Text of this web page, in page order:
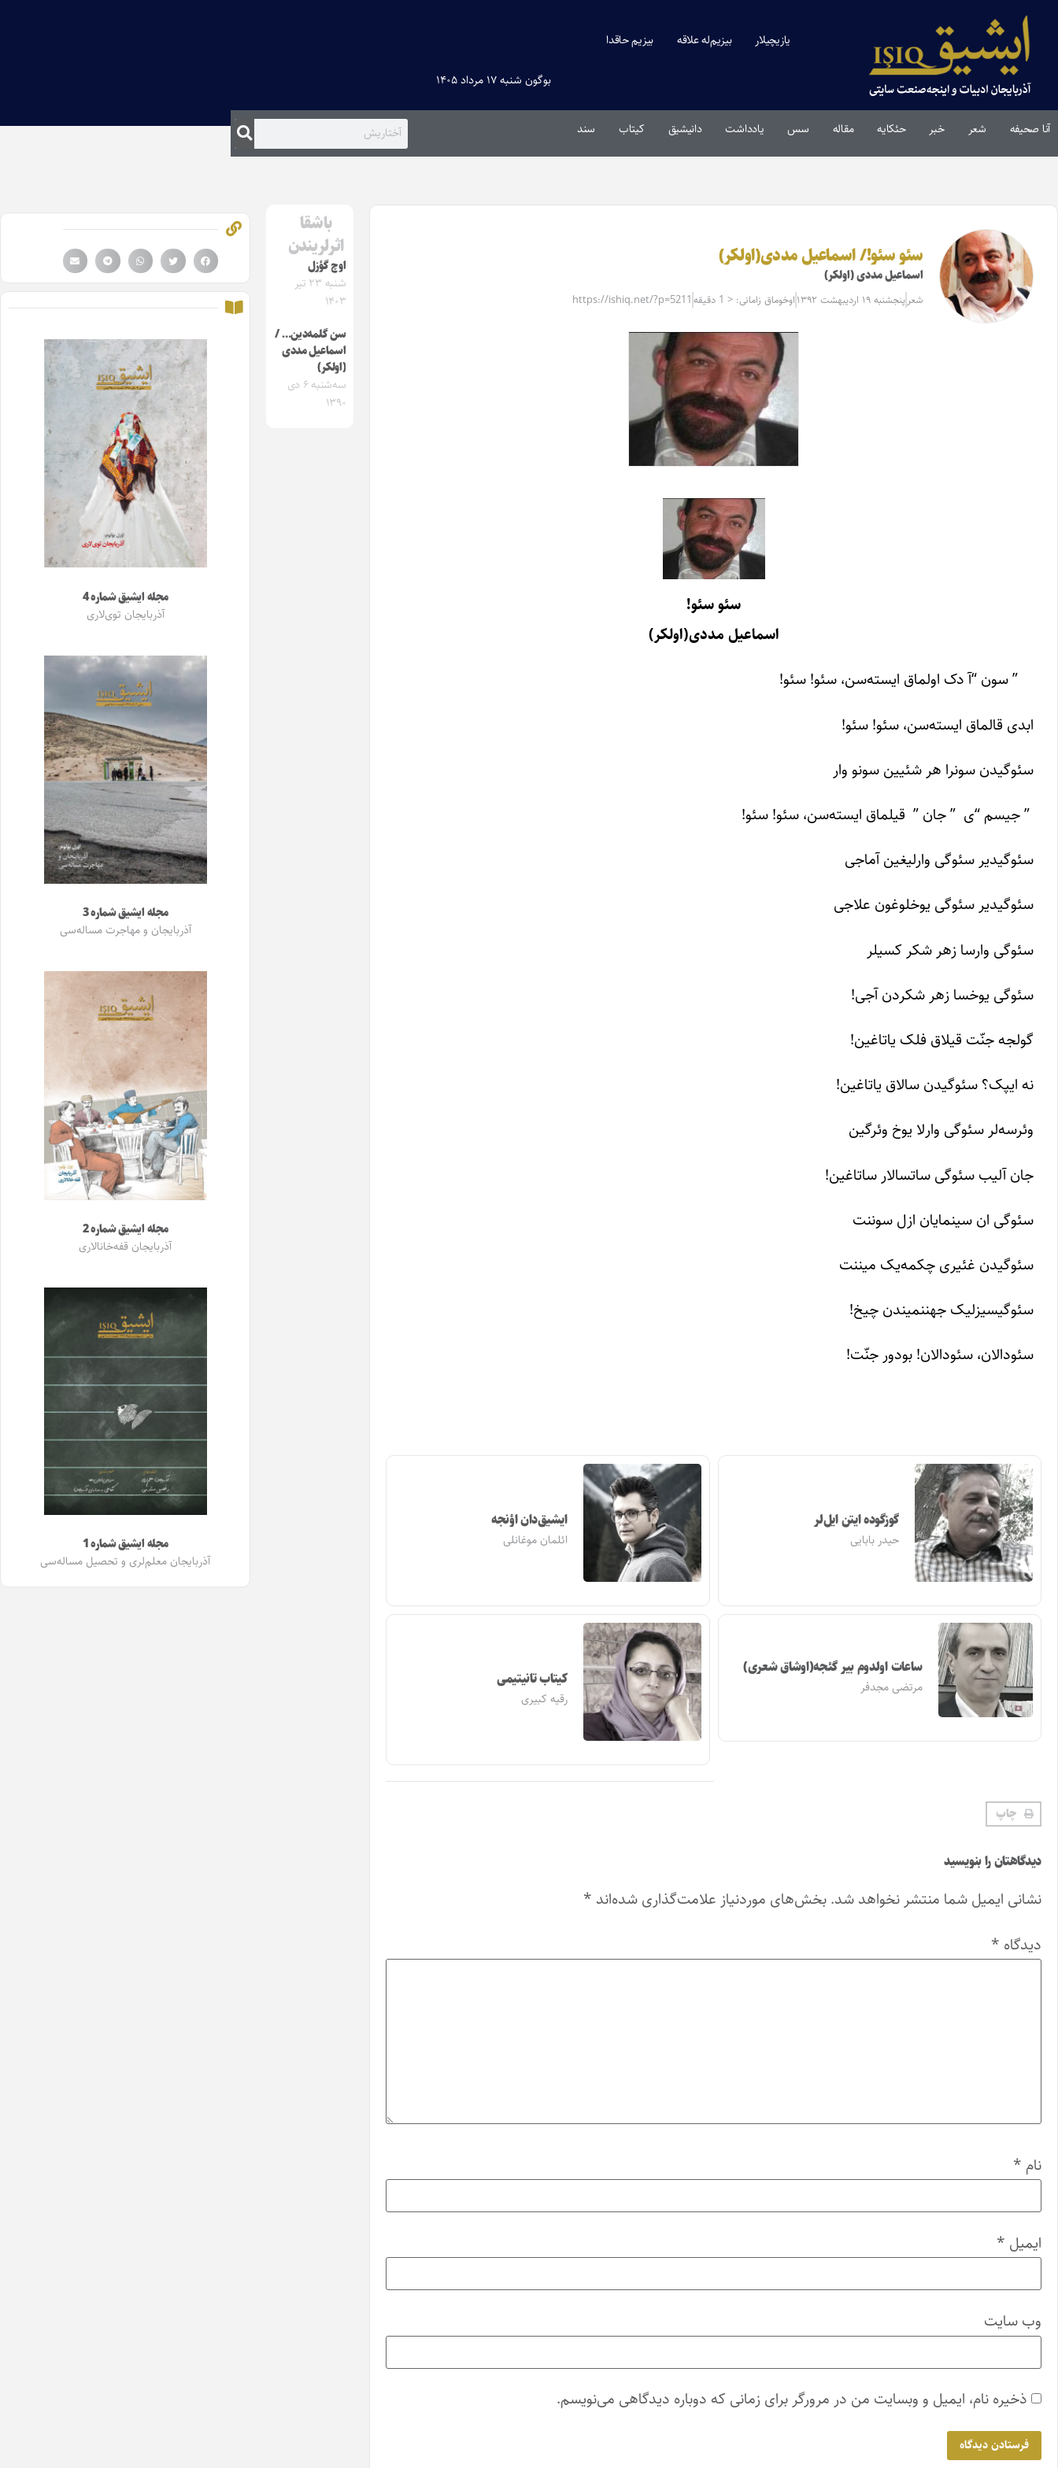
یازیچیلار بیزیم‌له علاقه بیزیم حاقدا
بوگون شنبه ۱۷ مرداد ۱۴۰۵
آنا صحیفه شعر خبر حئکایه مقاله‌ سس یادداشت دانیشیق کیتاب سند
سئو سئو!/ اسماعیل مددی(اولکر)
اسماعیل مددی (اولکر)
شعر پنجشنبه ۱۹ اردیبهشت ۱۳۹۲ اوخوماق زامانی: < 1 دقیقه https://ishiq.net/?p=5211
سئو سئو!
اسماعیل مددی(اولکر)
” سون “آ دک اولماق ایسته‌سن، سئو! سئو!
ابدی قالماق ایسته‌سن، سئو! سئو!
سئوگیدن سونرا هر شئیین سونو وار
” جیسم “ی ” جان ” قیلماق ایسته‌سن، سئو! سئو!
سئوگیدیر سئوگی وارلیغین آماجی
سئوگیدیر سئوگی یوخلوغون علاجی
سئوگی وارسا زهر شکر کسیلر
سئوگی یوخسا زهر شکردن آجی!
گولجه جنّت قیلاق فلک یاتاغین!
نه ایپک؟ سئوگیدن سالاق یاتاغین!
وئرسه‌لر سئوگی وارلا یوخ وئرگین
جان آلیب سئوگی ساتسالار ساتاغین!
سئوگی ان سینمایان ازل سوننت
سئوگیدن غئیری چکمه‌یک میننت
سئوگیسیزلیک جهننمیندن چیخ!
سئودالان، سئودالان! بودور جنّت!
گوزگوده ایتن ایل‌لر
حیدر بابایی
ایشیق‌دان اؤنجه
ائلمان موغانلی
ساعات اولدوم بیر گئجه(اوشاق شعری)
مرتضی مجدفر کیتاب تانیتیمی
رقیه کبیری
چاپ
دیدگاهتان را بنویسید
نشانی ایمیل شما منتشر نخواهد شد. بخش‌های موردنیاز علامت‌گذاری شده‌اند *
دیدگاه *
نام *
ایمیل *
وب‌ سایت
ذخیره نام، ایمیل و وبسایت من در مرورگر برای زمانی که دوباره دیدگاهی می‌نویسم.
باشقا
اثرلریندن
اوچ گؤزل
شنبه ۲۳ تیر
۱۴۰۳
سن گلمه‌دین… /
اسماعیل مددی
(اولکر)
سه‌شنبه ۶ دی
۱۳۹۰
مجله ایشیق شماره 4
آذربایجان توی‌لاری
مجله ایشیق شماره 3
آذربایجان و مهاجرت مساله‌سی
مجله ایشیق شماره 2
آذربایجان قفه‌خانالاری
مجله ایشیق شماره 1
آذربایجان معلم‌لری و تحصیل مساله‌سی